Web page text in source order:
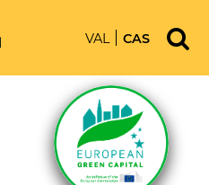
VAL CAS